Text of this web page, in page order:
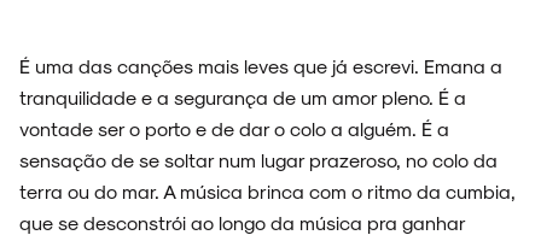
É uma das canções mais leves que já escrevi. Emana a
tranquilidade e a segurança de um amor pleno. É a
vontade ser o porto e de dar o colo a alguém. É a
sensação de se soltar num lugar prazeroso, no colo da
terra ou do mar. A música brinca com o ritmo da cumbia,
que se desconstrói ao longo da música pra ganhar